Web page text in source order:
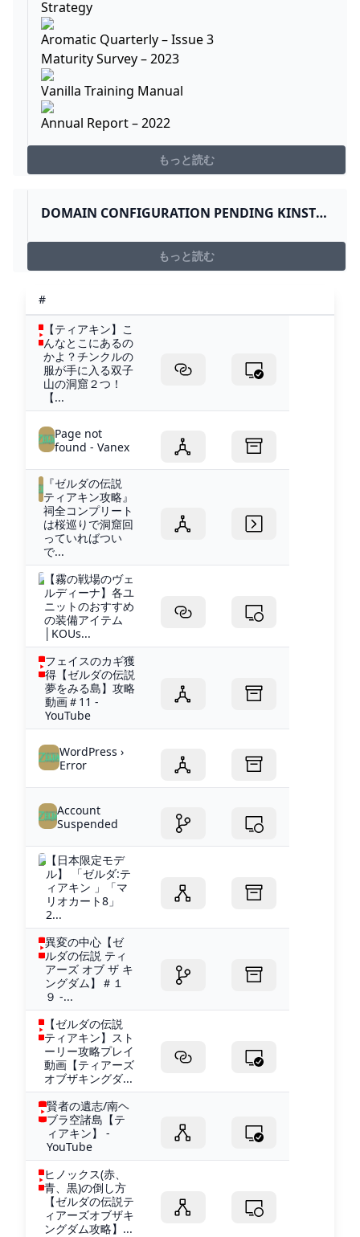
Strategy
Aromatic Quarterly – Issue 3
Maturity Survey – 2023
Vanilla Training Manual
Annual Report – 2022
もっと読む
DOMAIN CONFIGURATION PENDING KINSTA
もっと読む
#
【ティアキン】こ
んなとこにあるの
かよ？チンクルの
服が手に入る双子
山の洞窟２つ！
【...
Page not
found - Vanex
『ゼルダの伝説
ティアキン攻略』
祠全コンプリート
は桜巡りで洞窟回
っていればつい
で...
【霧の戦場のヴェ
ルディーナ】各ユ
ニットのおすすめ
の装備アイテム
│KOUs...
フェイスのカギ獲
得【ゼルダの伝説
夢をみる島】攻略
動画＃11 -
YouTube
WordPress ›
Error
Account
Suspended
【日本限定モデ
ル】 「ゼルダ:テ
ィアキン 」「マ
リオカート8」
2...
異変の中心【ゼ
ルダの伝説 ティ
アーズ オブ ザ キ
ングダム】＃１
９ -...
【ゼルダの伝説
ティアキン】スト
ーリー攻略プレイ
動画【ティアーズ
オブザキングダ...
賢者の遺志/南ヘ
ブラ空諸島【テ
ィアキン】 -
YouTube
ヒノックス(赤、
青、黒)の倒し方
【ゼルダの伝説テ
ィアーズオブザキ
ングダム攻略】...